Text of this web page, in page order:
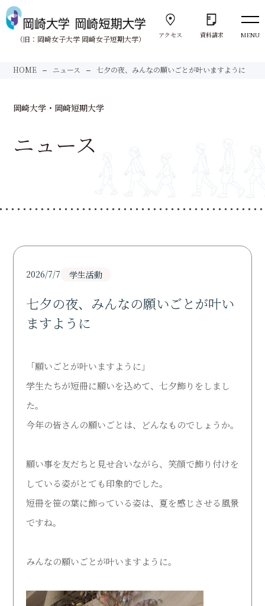
（旧：岡崎女子大学 岡崎女子短期大学） アクセス 資料請求 MENU
向きあう。
大学紹介
岡崎短期大学
サポート体制
Support
研究活動
Research
Donation
図書館
Library
Open Campus
受験生の方
Admission
受験生の方 在学生の方
卒業生の方 地域・企業・園の方
HOME ニュース 七夕の夜、みんなの願いごとが叶いますように
岡崎大学・岡崎短期大学
ニュース
2026/7/7 学生活動
七夕の夜、みんなの願いごとが叶い
ますように
「願いごとが叶いますように」
学生たちが短冊に願いを込めて、七夕飾りをしまし
た。
今年の皆さんの願いごとは、どんなものでしょうか。
願い事を友だちと見せ合いながら、笑顔で飾り付けを
している姿がとても印象的でした。
短冊を笹の葉に飾っている姿は、夏を感じさせる風景
ですね。
みんなの願いごとが叶いますように。